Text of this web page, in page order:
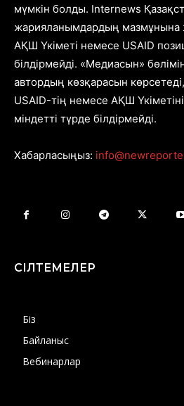
мүмкін болды. Internews
жарияланымдардың мазмұнына
АҚШ Үкіметі немесе USAID
білдірмейді. «Медиасын»
автордың көзқарасын
USAID-тің немесе АҚШ
міндетті түрде білдірмейді.
Хабарласыңыз:
СІЛТЕМЕЛЕР
Біз
Байланыс
Вебинарлар